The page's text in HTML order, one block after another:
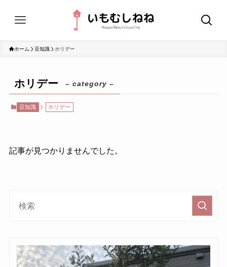
ホーム 豆知識 ホリデー
ホリデー – category –
豆知識 ホリデー
記事が見つかりませんでした。